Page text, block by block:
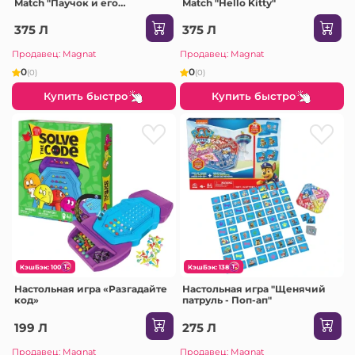
Match "Паучок и его
375 Л
Продавец: Magnat
0(0)
Купить быстро
Match "Hello Kitty"
375 Л
Продавец: Magnat
0(0)
Купить быстро
КэшБэк: 100
Настольная игра «Разгадайте
код»
199 Л
Продавец: Magnat
КэшБэк: 138
Настольная игра "Щенячий
патруль - Поп-ап"
275 Л
Продавец: Magnat